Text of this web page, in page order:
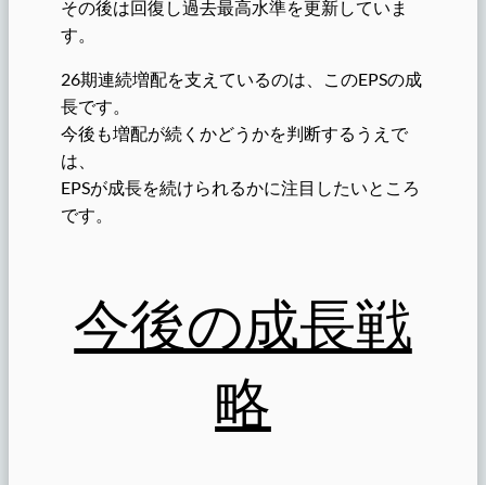
その後は回復し過去最高水準を更新していま
す。
26期連続増配を支えているのは、このEPSの成
長です。
今後も増配が続くかどうかを判断するうえで
は、
EPSが成長を続けられるかに注目したいところ
です。
今後の成長戦
略